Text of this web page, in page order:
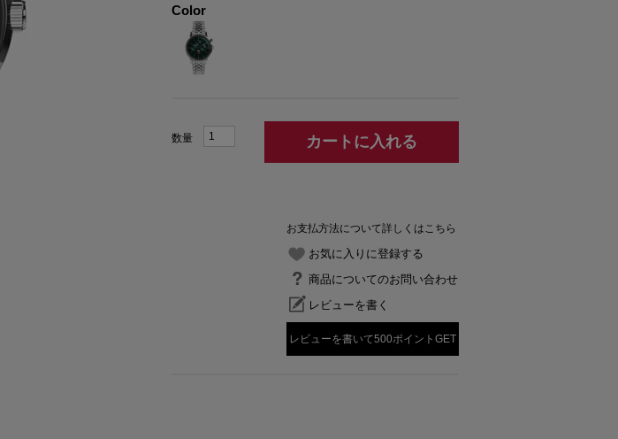
Color
カートに入れる
お支払方法について詳しくはこちら
お気に入りに登録する
商品についてのお問い合わせ
レビューを書く
レビューを書いて500ポイントGET